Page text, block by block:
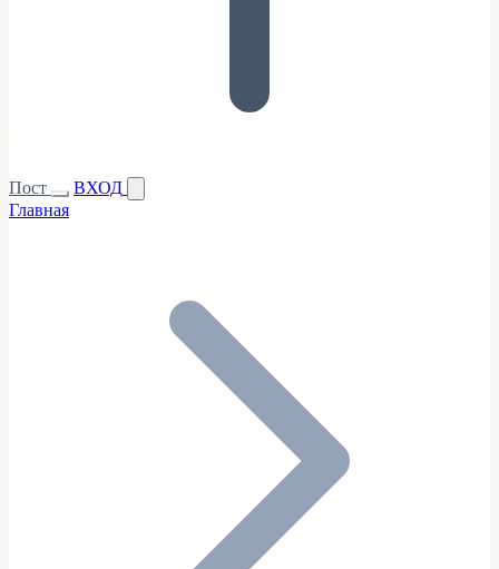
Пост
ВХОД
Главная